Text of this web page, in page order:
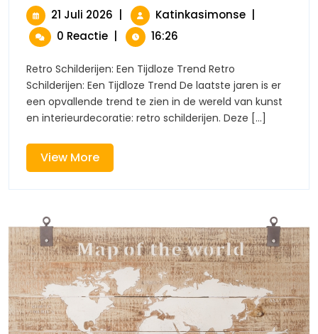
Schilderijen
Vintage
21 Juli 2026 21
Juli
2026
KatinkasimonseTijdloze
Vintage
Eyecatchers
0 Reactie
16:26
Retro Schilderijen: Een Tijdloze Trend Retro
Schilderijen: Een Tijdloze Trend De laatste jaren is er
een opvallende trend te zien in de wereld van kunst
en interieurdecoratie: retro schilderijen. Deze [...]
View MoreView
More